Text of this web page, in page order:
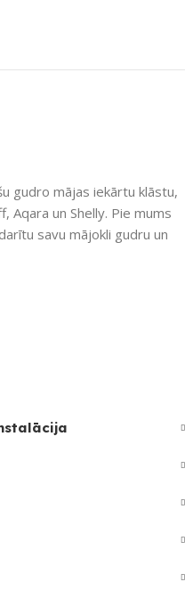
7
gudro mājas iekārtu klāstu,
Aqara un Shelly. Pie mums
savu mājokli gudru un